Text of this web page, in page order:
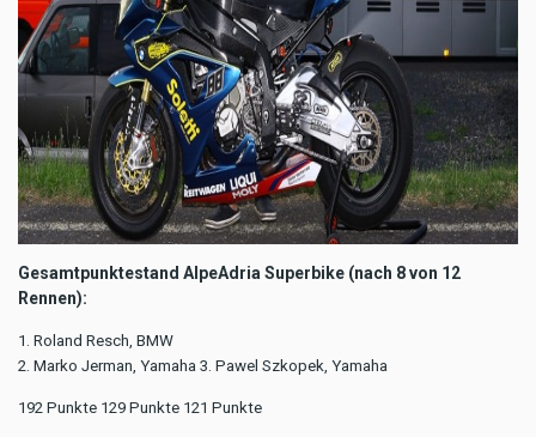
Gesamtpunktestand AlpeAdria Superbike (nach 8 von 12
Rennen):
1. Roland Resch, BMW
2. Marko Jerman, Yamaha 3. Pawel Szkopek, Yamaha
192 Punkte 129 Punkte 121 Punkte